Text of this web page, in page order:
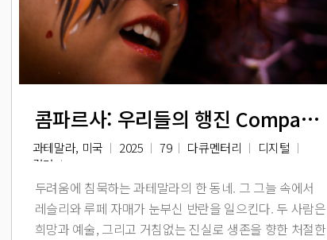
콤파르사: 우리들의 행진 Comparsa
과테말라, 미국 2025 79 다큐멘터리
디지털
컬러
두려움에 침묵하는 과테말라의 한 동네. 그 그늘 속에서
레슬리와 루페 자매가 눈부신 반란을 일으킨다. 두 사람은
희망과 예술, 그리고 거침없는 진실로 생존을 향한 처절한